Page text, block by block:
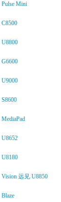
Pulse Mini
C8500
U8800
G6600
U9000
S8600
MediaPad
U8652
U8180
Vision 远见 U8850
Blaze